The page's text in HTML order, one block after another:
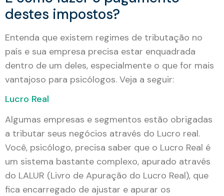
destes impostos?
Entenda que existem regimes de tributação no
país e sua empresa precisa estar enquadrada
dentro de um deles, especialmente o que for mais
vantajoso para psicólogos. Veja a seguir:
Lucro Real
Algumas empresas e segmentos estão obrigadas
a tributar seus negócios através do Lucro real.
Você, psicólogo, precisa saber que o Lucro Real é
um sistema bastante complexo, apurado através
do LALUR (Livro de Apuração do Lucro Real), que
fica encarregado de ajustar e apurar os